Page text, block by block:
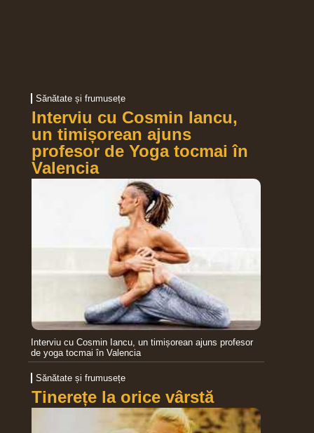
Sănătate și frumusețe
Interviu cu Cosmin Iancu,
un timișorean ajuns
profesor de Yoga tocmai în
Valencia
Interviu cu Cosmin Iancu, un timișorean ajuns profesor
de yoga tocmai în Valencia
Sănătate și frumusețe
Tinerețe la orice vârstă